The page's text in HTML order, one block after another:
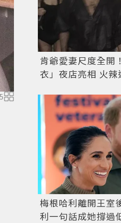
5
圖／擷自instagram
肯爺愛妻尺度全開
衣」夜店亮相 火
梅根哈利離開王室
利一句話成她撐過